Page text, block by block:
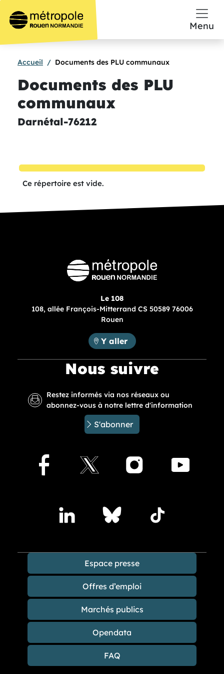
Menu
Accueil Documents des PLU communaux
Documents des PLU
communaux
Darnétal-76212
Ce répertoire est vide.
Le 108
108, allée François-Mitterrand CS 50589 76006
Rouen
Métropole Rouen Normandie :
Y aller
Nous suivre
Restez informés via nos réseaux ou
abonnez-vous à notre lettre d'information
S'abonner
Facebook
X Instagram
LindedinBlueskyTikTok
Espace presse
Offres d’emploi
Marchés publics
Opendata
FAQ